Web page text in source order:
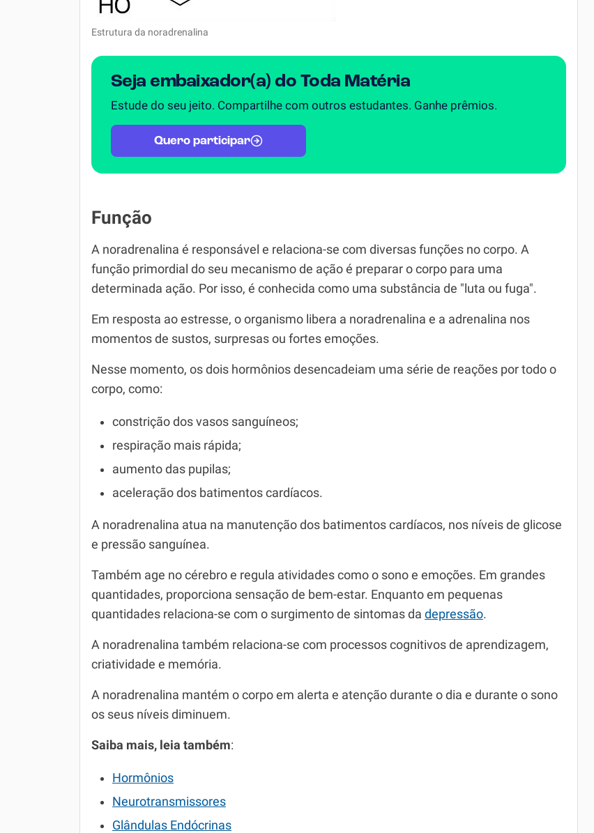
Estrutura da noradrenalina
Seja embaixador(a) do Toda Matéria
Estude do seu jeito. Compartilhe com outros estudantes. Ganhe prêmios.
Quero participar
Função
A noradrenalina é responsável e relaciona-se com diversas funções no corpo. A
função primordial do seu mecanismo de ação é preparar o corpo para uma
determinada ação. Por isso, é conhecida como uma substância de "luta ou fuga".
Em resposta ao estresse, o organismo libera a noradrenalina e a adrenalina nos
momentos de sustos, surpresas ou fortes emoções.
Nesse momento, os dois hormônios desencadeiam uma série de reações por todo o
corpo, como:
constrição dos vasos sanguíneos;
respiração mais rápida;
aumento das pupilas;
aceleração dos batimentos cardíacos.
A noradrenalina atua na manutenção dos batimentos cardíacos, nos níveis de glicose
e pressão sanguínea.
Também age no cérebro e regula atividades como o sono e emoções. Em grandes
quantidades, proporciona sensação de bem-estar. Enquanto em pequenas
quantidades relaciona-se com o surgimento de sintomas da depressão.
A noradrenalina também relaciona-se com processos cognitivos de aprendizagem,
criatividade e memória.
A noradrenalina mantém o corpo em alerta e atenção durante o dia e durante o sono
os seus níveis diminuem.
Saiba mais, leia também:
Hormônios
Neurotransmissores
Glândulas Endócrinas